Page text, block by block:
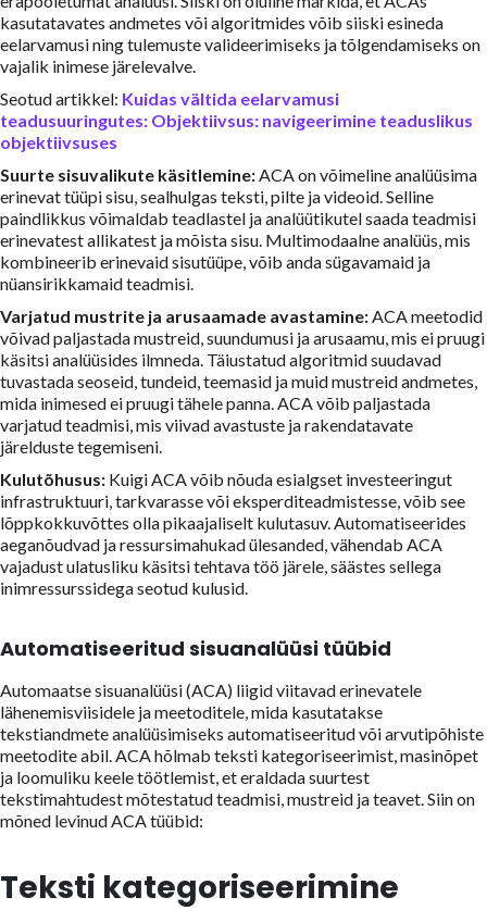
kasutatavates andmetes või algoritmides võib siiski esineda
eelarvamusi ning tulemuste valideerimiseks ja tõlgendamiseks on
vajalik inimese järelevalve.
Seotud artikkel: Kuidas vältida eelarvamusi
teadusuuringutes: Objektiivsus: navigeerimine teaduslikus
objektiivsuses
Suurte sisuvalikute käsitlemine:ACA on võimeline analüüsima
erinevat tüüpi sisu, sealhulgas teksti, pilte ja videoid. Selline
paindlikkus võimaldab teadlastel ja analüütikutel saada teadmisi
erinevatest allikatest ja mõista sisu. Multimodaalne analüüs, mis
kombineerib erinevaid sisutüüpe, võib anda sügavamaid ja
nüansirikkamaid teadmisi.
Varjatud mustrite ja arusaamade avastamine:ACA meetodid
võivad paljastada mustreid, suundumusi ja arusaamu, mis ei pruugi
käsitsi analüüsides ilmneda. Täiustatud algoritmid suudavad
tuvastada seoseid, tundeid, teemasid ja muid mustreid andmetes,
mida inimesed ei pruugi tähele panna. ACA võib paljastada
varjatud teadmisi, mis viivad avastuste ja rakendatavate
järelduste tegemiseni.
Kulutõhusus: Kuigi ACA võib nõuda esialgset investeeringut
infrastruktuuri, tarkvarasse või eksperditeadmistesse, võib see
lõppkokkuvõttes olla pikaajaliselt kulutasuv. Automatiseerides
aeganõudvad ja ressursimahukad ülesanded, vähendab ACA
vajadust ulatusliku käsitsi tehtava töö järele, säästes sellega
inimressurssidega seotud kulusid.
Automatiseeritud sisuanalüüsi tüübid
Automaatse sisuanalüüsi (ACA) liigid viitavad erinevatele
lähenemisviisidele ja meetoditele, mida kasutatakse
tekstiandmete analüüsimiseks automatiseeritud või arvutipõhiste
meetodite abil. ACA hõlmab teksti kategoriseerimist, masinõpet
ja loomuliku keele töötlemist, et eraldada suurtest
tekstimahtudest mõtestatud teadmisi, mustreid ja teavet. Siin on
mõned levinud ACA tüübid:
Teksti kategoriseerimine